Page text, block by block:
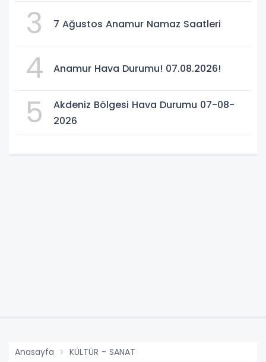
3 7 Ağustos Anamur Namaz Saatleri
4 Anamur Hava Durumu! 07.08.2026!
5
Akdeniz Bölgesi Hava Durumu 07-08-
2026
Anasayfa KÜLTÜR - SANAT